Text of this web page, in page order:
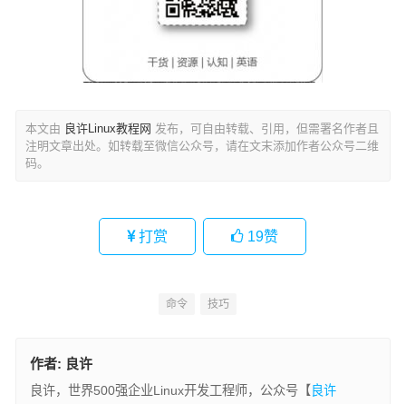
本文由 良许Linux教程网 发布，可自由转载、引用，但需署名作者且
注明文章出处。如转载至微信公众号，请在文末添加作者公众号二维
码。
打赏 19赞
命令 技巧
作者: 良许
良许，世界500强企业Linux开发工程师，公众号【 良许